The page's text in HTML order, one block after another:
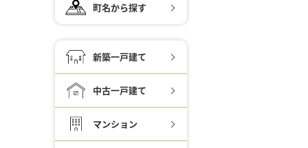
町名から探す
新築一戸建て
中古一戸建て
マンション